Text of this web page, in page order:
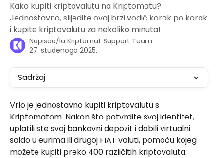
Kako kupiti kriptovalutu na Kriptomatu?
Jednostavno, slijedite ovaj brzi vodič korak po korak
i kupite kriptovalutu za nekoliko minuta!
Napisao/la Kriptomat Support Team
27. studenoga 2025.
Sadržaj
Vrlo je jednostavno kupiti kriptovalutu s
Kriptomatom. Nakon što potvrdite svoj identitet,
uplatili ste svoj bankovni depozit i dobili virtualni
saldo u eurima ili drugoj FIAT valuti, pomoću kojeg
možete kupiti preko 400 različitih kriptovaluta.